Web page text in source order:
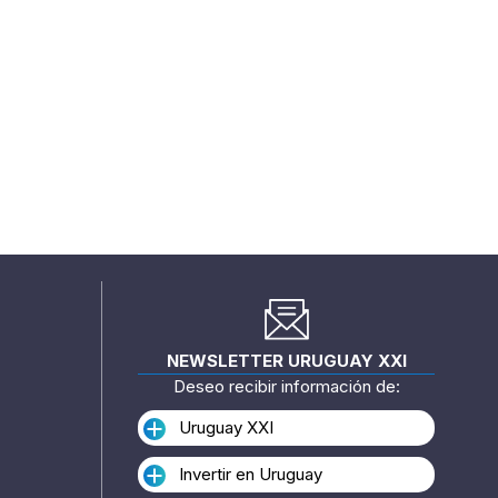
NEWSLETTER URUGUAY XXI
Deseo recibir información de:
Uruguay XXI
Invertir en Uruguay